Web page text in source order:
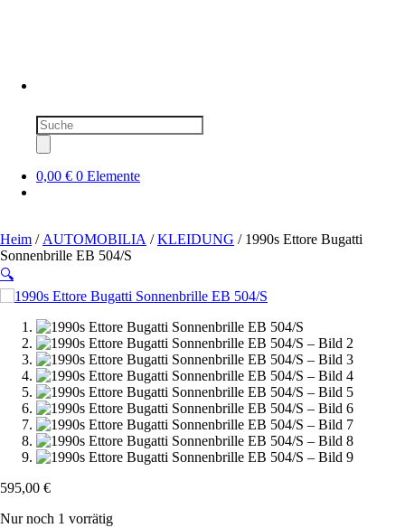
Produktsuche
0,00 € 0 Elemente
Heim / AUTOMOBILIA /KLEIDUNG / 1990s Ettore Bugatti
Sonnenbrille EB 504/S
🔍
595,00 €
Nur noch 1 vorrätig